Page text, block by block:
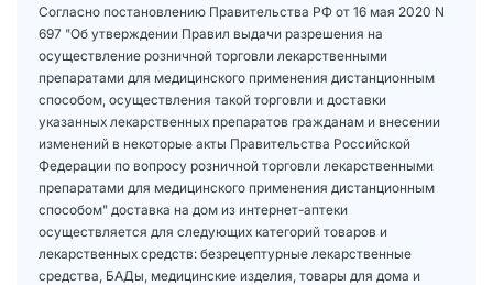
Согласно постановлению Правительства РФ от 16 мая 2020 N
697 "Об утверждении Правил выдачи разрешения на
осуществление розничной торговли лекарственными
препаратами для медицинского применения дистанционным
способом, осуществления такой торговли и доставки
указанных лекарственных препаратов гражданам и внесении
изменений в некоторые акты Правительства Российской
Федерации по вопросу розничной торговли лекарственными
препаратами для медицинского применения дистанционным
способом" доставка на дом из интернет-аптеки
осуществляется для следующих категорий товаров и
лекарственных средств: безрецептурные лекарственные
средства, БАДы, медицинские изделия, товары для дома и